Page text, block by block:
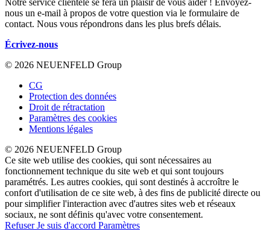
nous un e-mail à propos de votre question via le formulaire de
contact. Nous vous répondrons dans les plus brefs délais.
Écrivez-nous
© 2026 NEUENFELD Group
CG
Protection des données
Droit de rétractation
Paramètres des cookies
Mentions légales
© 2026 NEUENFELD Group
Ce site web utilise des cookies, qui sont nécessaires au
fonctionnement technique du site web et qui sont toujours
paramétrés. Les autres cookies, qui sont destinés à accroître le
confort d'utilisation de ce site web, à des fins de publicité directe ou
pour simplifier l'interaction avec d'autres sites web et réseaux
sociaux, ne sont définis qu'avec votre consentement.
RefuserJe suis d'accord Paramètres